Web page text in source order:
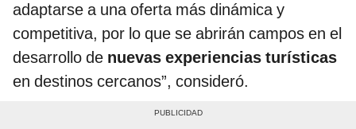
adaptarse a una oferta más dinámica y
competitiva, por lo que se abrirán campos en el
desarrollo de nuevas experiencias turísticas
en destinos cercanos”, consideró.